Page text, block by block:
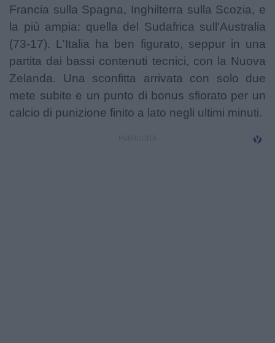
Mercato
Serie A Elite
Campionati
Serie A
Serie B
Francia sulla Spagna, Inghilterra sulla Scozia, e
la più ampia: quella del Sudafrica sull'Australia
(73-17). L'Italia ha ben figurato, seppur in una
partita dai bassi contenuti tecnici, con la Nuova
Zelanda. Una sconfitta arrivata con solo due
mete subite e un punto di bonus sfiorato per un
calcio di punizione finito a lato negli ultimi minuti.